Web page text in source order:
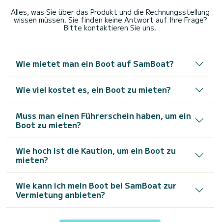
Alles, was Sie über das Produkt und die Rechnungsstellung
wissen müssen. Sie finden keine Antwort auf Ihre Frage?
Bitte kontaktieren Sie uns.
Wie mietet man ein Boot auf SamBoat?
Wie viel kostet es, ein Boot zu mieten?
Muss man einen Führerschein haben, um ein
Boot zu mieten?
Wie hoch ist die Kaution, um ein Boot zu
mieten?
Wie kann ich mein Boot bei SamBoat zur
Vermietung anbieten?